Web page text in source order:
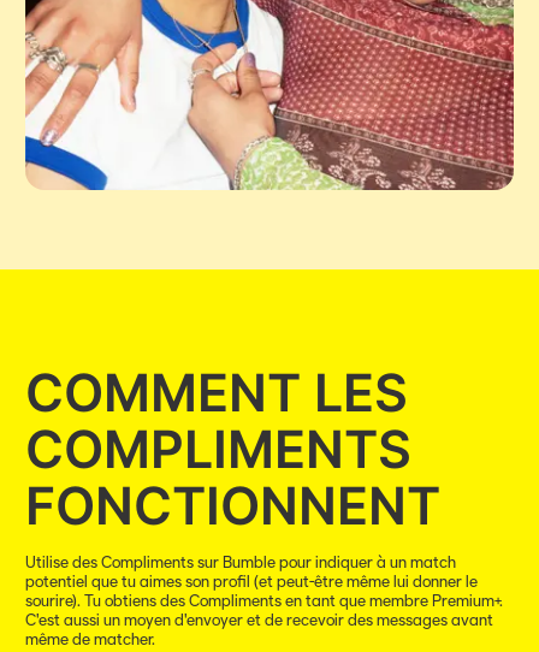
COMMENT LES
COMPLIMENTS
FONCTIONNENT
Utilise des Compliments sur Bumble pour indiquer à un match
potentiel que tu aimes son profil (et peut-être même lui donner le
sourire). Tu obtiens des Compliments en tant que membre Premium+.
C'est aussi un moyen d'envoyer et de recevoir des messages avant
même de matcher.